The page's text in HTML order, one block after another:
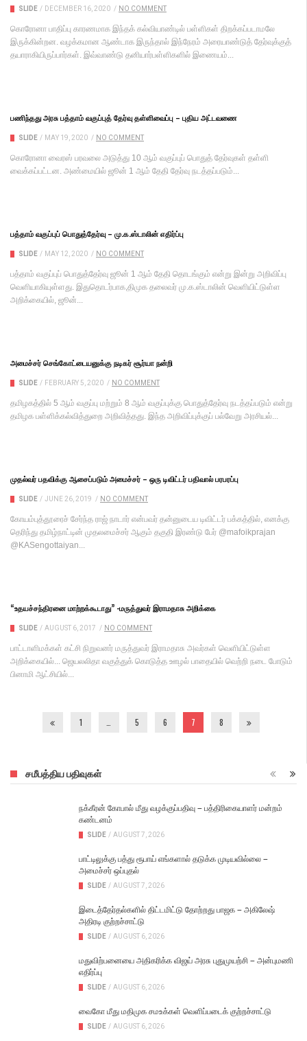
SLIDE / DECEMBER 16, 2020 / NO COMMENT
கொரோனா பாதிப்பு காரணமாக இந்தக் கல்வியாண்டில் பள்ளிகள் திறக்கப்படாமலே
இருக்கின்றன. வழக்கமான ஆண்டாக இருந்தால் இந்நேரம் அரையாண்டுத் தேர்வுக்குத்
தயாராகியிருப்பார்கள். இவ்வாண்டு தனியார்பள்ளிகளில் இணையம்...
பணிந்தது அரசு பத்தாம் வகுப்புத் தேர்வு தள்ளிவைப்பு – புதிய அட்டவணை
SLIDE / MAY 19, 2020 / NO COMMENT
கொரோனா வைரஸ் பரவலை அடுத்து 10 ஆம் வகுப்புப் பொதுத் தேர்வுகள் தள்ளி
வைக்கப்பட்டன. அண்மையில் ஜூன் 1 ஆம் தேதி தேர்வு நடத்தப்படும்...
பத்தாம் வகுப்புப் பொதுத்தேர்வு – மு.க.ஸ்டாலின் எதிர்ப்பு
SLIDE / MAY 12, 2020 / NO COMMENT
பத்தாம் வகுப்புப் பொதுத்தேர்வு ஜூன் 1 ஆம் தேதி தொடங்கும் என்று இன்று அறிவிப்பு
வெளியாகியுள்ளது. இதுதொடர்பாக,திமுக தலைவர் மு.க.ஸ்டாலின் வெளியிட்டுள்ள
அறிக்கையில், ஜூன்...
அமைச்சர் செங்கோட்டையனுக்கு நடிகர் சூர்யா நன்றி
SLIDE / FEBRUARY 5, 2020 / NO COMMENT
தமிழகத்தில் 5 ஆம் வகுப்பு மற்றும் 8 ஆம் வகுப்புக்கு பொதுத்தேர்வு நடத்தப்படும் என்று
தமிழக பள்ளிக்கல்வித்துறை அறிவித்தது. இந்த அறிவிப்புக்குப் பல்வேறு அரசியல்...
முதல்வர் பதவிக்கு ஆசைப்படும் அமைச்சர் – ஒரு டிவிட்டர் பதிவால் பரபரப்பு
SLIDE / JUNE 26, 2019 / NO COMMENT
கோயம்புத்தூரைச் சேர்ந்த ராஜ் நாடார் என்பவர் தன்னுடைய டிவிட்டர் பக்கத்தில், எனக்கு
தெரிந்து தமிழ்நாட்டின் முதலமைச்சர் ஆகும் தகுதி இரண்டு பேர் @mafoikprajan
@KASengottaiyan...
“உதயச்சந்திரனை மாற்றக்கூடாது” -மருத்துவர் இராமதாசு அறிக்கை
SLIDE / AUGUST 6, 2017 / NO COMMENT
பாட்டாளிமக்கள் கட்சி நிறுவனர் மருத்துவர் இராமதாசு அவர்கள் வெளியிட்டுள்ள
அறிக்கையில்... ஜெயலலிதா வகுத்துக் கொடுத்த ஊழல் பாதையில் வெற்றி நடை போடும்
பினாமி ஆட்சியில்...
1 5 6 7 8
சமீபத்திய பதிவுகள்
நக்கீரன் கோபால் மீது வழக்குப்பதிவு – பத்திரிகையாளர் மன்றம்
கண்டனம்
SLIDE / AUGUST 7, 2026
பாட்டிலுக்கு பத்து ரூபாய் எங்களால் தடுக்க முடியவில்லை –
அமைச்சர் ஒப்புதல்
SLIDE / AUGUST 7, 2026
இடைத்தேர்தல்களில் திட்டமிட்டு தோற்றது பாஜக – அகிலேஷ்
அதிரடி குற்றச்சாட்டு
SLIDE / AUGUST 6, 2026
மதுவிற்பனையை அதிகரிக்க விஜய் அரசு புதுமுயற்சி – அன்புமணி
எதிர்ப்பு
SLIDE / AUGUST 6, 2026
வைகோ மீது மதிமுக சமஉக்கள் வெளிப்படைக் குற்றச்சாட்டு
SLIDE / AUGUST 6, 2026